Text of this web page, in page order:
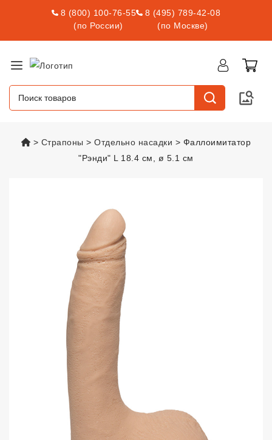
8 (800) 100-76-55
(по России)
8 (495) 789-42-08
(по Москве)
vsexshop.ru
Страпоны Отдельно насадки
Фаллоимитатор
"Рэнди" L 18.4 см, ø 5.1 см